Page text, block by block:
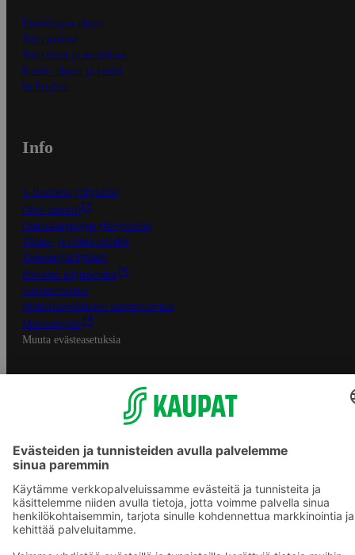
Ensitilaajan ohjeet
Näin maksat
Näin tilaat ja muokkaat
Kaikki ohjeet ja vinkit
In English
Info
S-Business yrityksille
Oiva-raportit
Osuuskauppojen yhteystiedot
Tilaus- ja toimitusehdot
Tietosuojakäytäntö
Palvelun käyttöehdot
Saavutettavuus
Mobiilisovelluksen saavutettavuus
Mainostajalle
Muuta evästeasetuksia
S-ryhmän palvelut
S-ryhmä
Asiakasomistajuus
S-ostoslista -sovellus
Prisma.fi
Sokos.fi
S-Pankki